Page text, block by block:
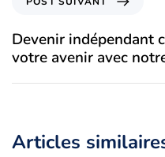
Devenir indépendant
votre avenir avec
Articles